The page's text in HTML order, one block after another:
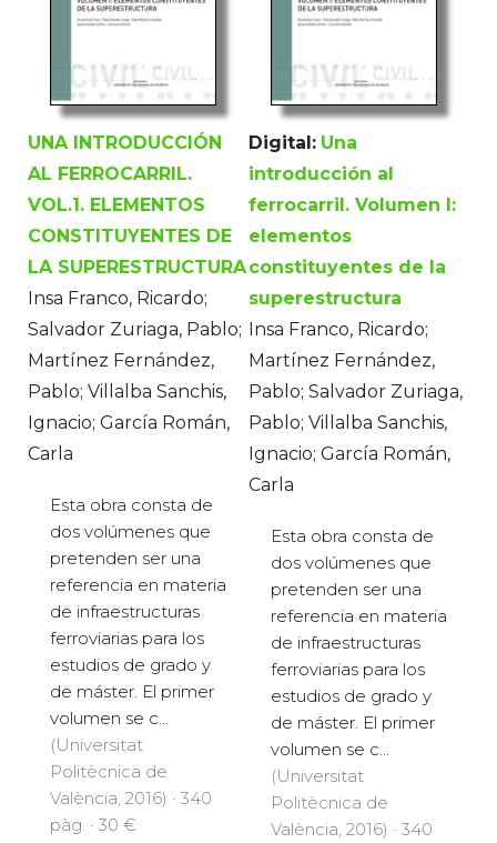
UNA INTRODUCCIÓN
AL FERROCARRIL.
VOL.1. ELEMENTOS
CONSTITUYENTES DE
LA SUPERESTRUCTURA
Insa Franco, Ricardo;
Salvador Zuriaga, Pablo;
Martínez Fernández,
Pablo; Villalba Sanchis,
Ignacio; García Román,
Carla
Esta obra consta de
dos volúmenes que
pretenden ser una
referencia en materia
de infraestructuras
ferroviarias para los
estudios de grado y
de máster. El primer
volumen se c...
(Universitat
Politècnica de
València, 2016) · 340
pàg. · 30 €
Digital: Una
introducción al
ferrocarril. Volumen I:
elementos
constituyentes de la
superestructura
Insa Franco, Ricardo;
Martínez Fernández,
Pablo; Salvador Zuriaga,
Pablo; Villalba Sanchis,
Ignacio; García Román,
Carla
Esta obra consta de
dos volúmenes que
pretenden ser una
referencia en materia
de infraestructuras
ferroviarias para los
estudios de grado y
de máster. El primer
volumen se c...
(Universitat
Politècnica de
València, 2016) · 340